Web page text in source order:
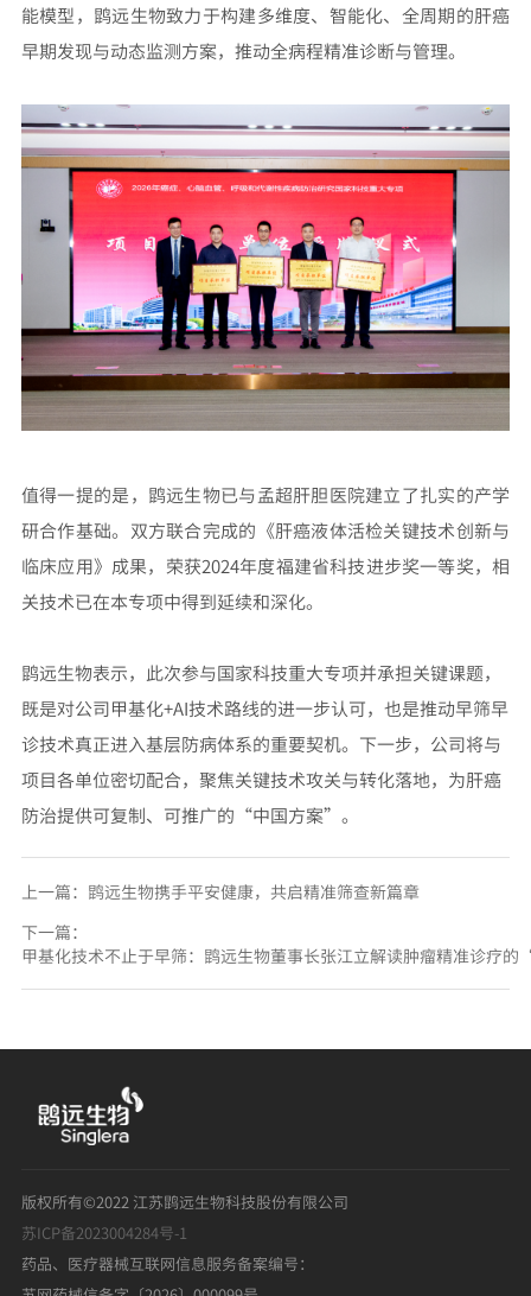
能模型，鹍远生物致力于构建多维度、智能化、全周期的肝癌
早期发现与动态监测方案，推动全病程精准诊断与管理。
值得一提的是，鹍远生物已与孟超肝胆医院建立了扎实的产学
研合作基础。双方联合完成的《肝癌液体活检关键技术创新与
临床应用》成果，荣获2024年度福建省科技进步奖一等奖，相
关技术已在本专项中得到延续和深化。
鹍远生物表示，此次参与国家科技重大专项并承担关键课题，
既是对公司甲基化+AI技术路线的进一步认可，也是推动早筛早
诊技术真正进入基层防病体系的重要契机。下一步，公司将与
项目各单位密切配合，聚焦关键技术攻关与转化落地，为肝癌
防治提供可复制、可推广的“中国方案”。
上一篇： 鹍远生物携手平安健康，共启精准筛查新篇章
下一篇：
甲基化技术不止于早筛：鹍远生物董事长张江立解读肿瘤精准诊疗
版权所有©2022 江苏鹍远生物科技股份有限公司
苏ICP备2023004284号-1
药品、医疗器械互联网信息服务备案编号：